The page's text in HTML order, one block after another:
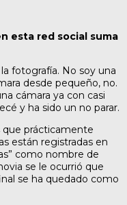
esta red social suma
fotografía. No soy una
desde pequeño, no.
cámara ya con casi
y ha sido un no parar.
que prácticamente
están registradas en
como nombre de
se le ocurrió que
se ha quedado como